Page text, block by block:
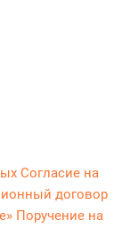
Согласие на
договор
Поручение на